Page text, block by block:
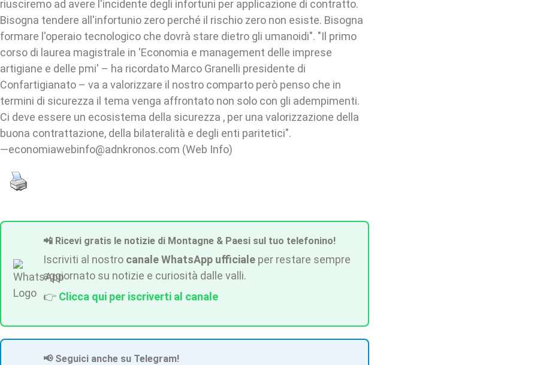
riusciremo ad avere l'incidente degli infortuni per applicazione di contratto.
Bisogna tendere all'infortunio zero perché il rischio zero non esiste. Bisogna
formare l'operaio tecnologico che dovrà stare dietro gli umanoidi". "Il primo
corso di laurea magistrale in 'Economia e management delle imprese
artigiane e delle pmi' – ha ricordato Marco Granelli presidente di
Confartigianato – va a valorizzare il nostro comparto però penso che in
termini di sicurezza il tema venga affrontato non solo con gli adempimenti.
Ci deve essere un ecosistema della sicurezza , per una valorizzazione della
buona contrattazione, della bilateralità e degli enti paritetici".
—economiawebinfo@adnkronos.com (Web Info)
📲 Ricevi gratis le notizie di Montagne & Paesi sul tuo telefonino!
Iscriviti al nostro canale WhatsApp ufficiale per restare sempre
aggiornato su notizie e curiosità dalle valli.
👉 Clicca qui per iscriverti al canale
📢 Seguici anche su Telegram!